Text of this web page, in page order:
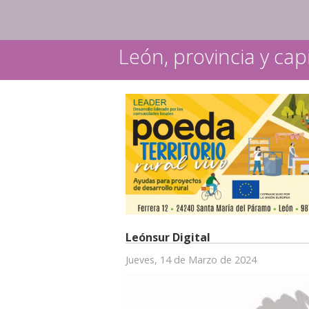
León, provincia y
Leónsur Digital
Jueves, 14 de Marzo de 2024